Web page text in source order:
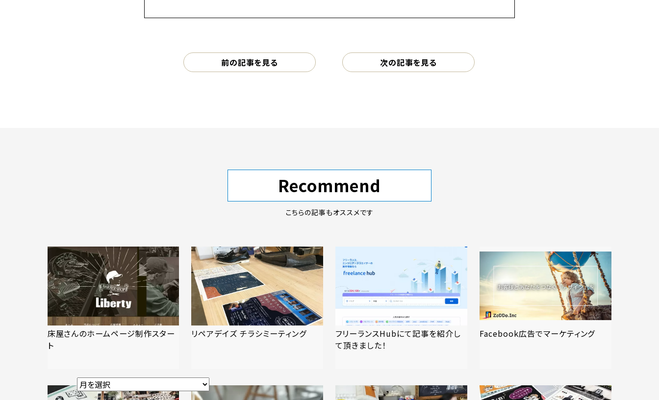
前の記事を見る 次の記事を見る
Recommend
こちらの記事もオススメです
床屋さんのホームページ制作スター
ト
リペアデイズ チラシミーティング
フリーランスHubにて記事を紹介し
て頂きました！
Facebook広告でマーケティング